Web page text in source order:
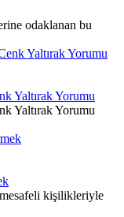
odaklanan bu
Yaltırak Yorumu
Yaltırak Yorumu
kişilikleriyle